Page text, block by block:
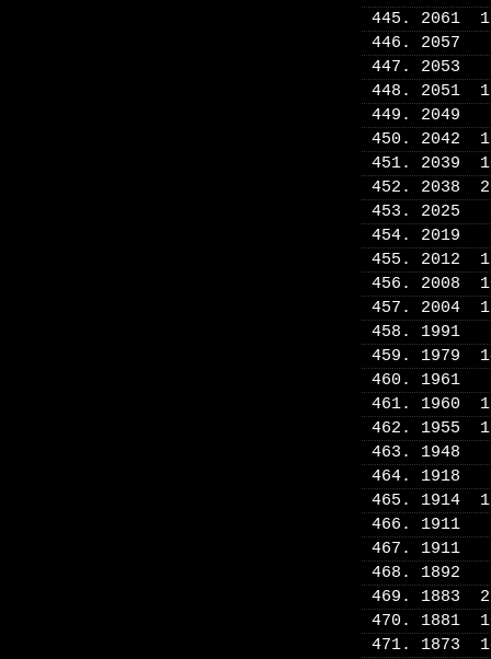
445. 2061
446. 2057
447. 2053
448. 2051
449. 2049
450. 2042
451. 2039
452. 2038
453. 2025
454. 2019
455. 2012
456. 2008
457. 2004
458. 1991
459. 1979
460. 1961
461. 1960
462. 1955
463. 1948
464. 1918
465. 1914
466. 1911
467. 1911
468. 1892
469. 1883
470. 1881
471. 1873